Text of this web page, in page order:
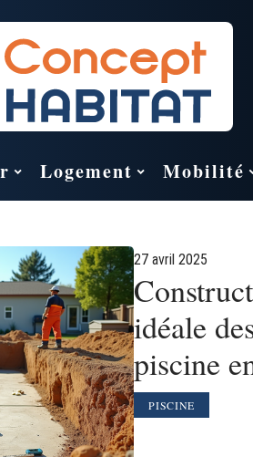
Logement Mobilité
27 avril 2025
idéale
piscine
PISCINE